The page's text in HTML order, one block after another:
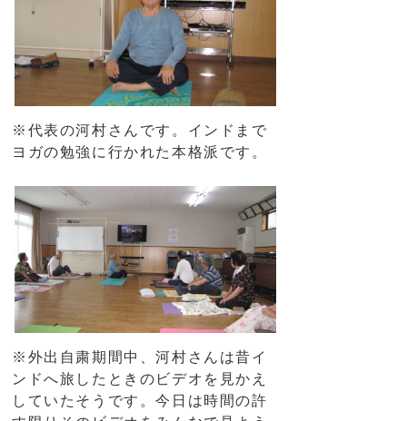
※代表の河村さんです。インドまで
ヨガの勉強に行かれた本格派です。
※外出自粛期間中、河村さんは昔イ
ンドへ旅したときのビデオを見かえ
していたそうです。今日は時間の許